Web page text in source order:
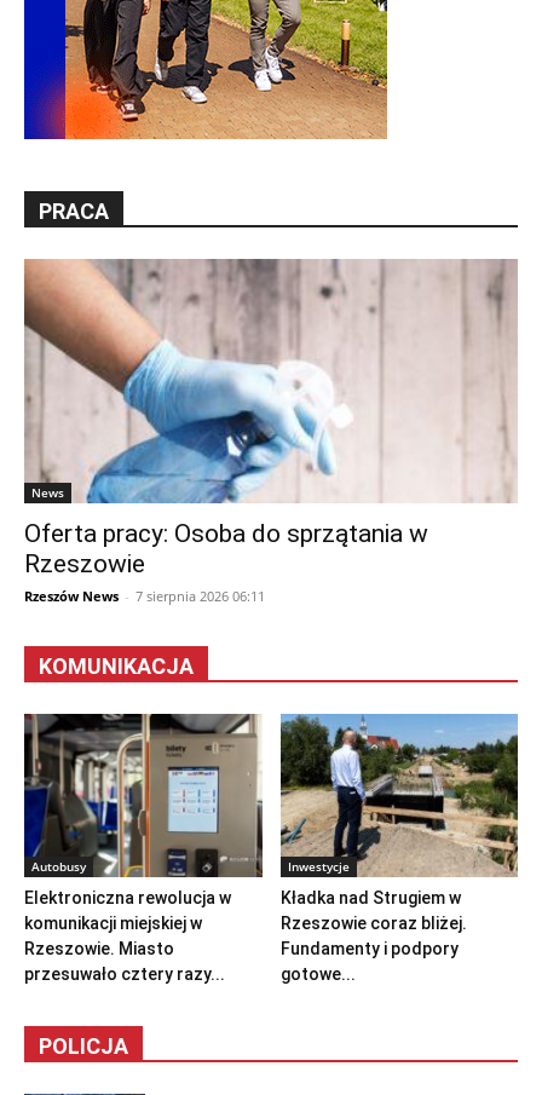
PRACA
News
Oferta pracy: Osoba do sprzątania w
Rzeszowie
Rzeszów News - 7 sierpnia 2026 06:11
KOMUNIKACJA
Autobusy
Elektroniczna rewolucja w
komunikacji miejskiej w
Rzeszowie. Miasto
przesuwało cztery razy...
Inwestycje
Kładka nad Strugiem w
Rzeszowie coraz bliżej.
Fundamenty i podpory
gotowe...
POLICJA